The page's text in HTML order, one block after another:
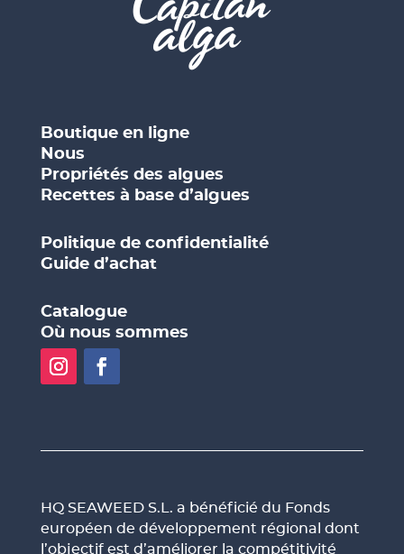
Boutique en ligne
Nous
Propriétés des algues
Recettes à base d’algues
Politique de confidentialité
Guide d’achat
Catalogue
Où nous sommes
HQ SEAWEED S.L. a bénéficié du Fonds
européen de développement régional dont
l’objectif est d’améliorer la compétitivité